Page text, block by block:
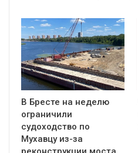
В Бресте на неделю
ограничили
судоходство по
Мухавцу из-за